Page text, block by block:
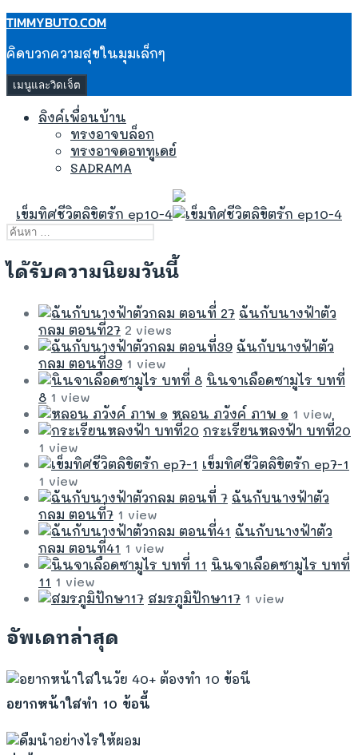
ข้าม
ไป
เนื้อหา
TIMMYBUTO.COM
คิดบวกความสุขในมุมเล็กๆ
เมนูและวิดเจ็ต
ลิงค์เพื่อนบ้าน
ทรงอาจบล็อก
ทรงอาจดอททูเดย์
SADRAMA
เข็มทิศชีวิตลิขิตรัก ep10-4
ค้นหา
ได้รับความนิยมวันนี้
ฉันกับนางฟ้าตัว
กลม ตอนที่27 2 views
ฉันกับนางฟ้าตัว
กลม ตอนที่39 1 view
นินจาเลือดซามูไร บทที่
8 1 view
หลอน ภวังค์ ภาพ ๑ 1 view
กระเรียนหลงฟ้า บทที่20
1 view
เข็มทิศชีวิตลิขิตรัก ep7-1
1 view
ฉันกับนางฟ้าตัว
กลม ตอนที่7 1 view
ฉันกับนางฟ้าตัว
กลม ตอนที่41 1 view
นินจาเลือดซามูไร บทที่
11 1 view
สมรภูมิปักษา17 1 view
อัพเดทล่าสุด
อยากหน้าใสทำ 10 ข้อนี้